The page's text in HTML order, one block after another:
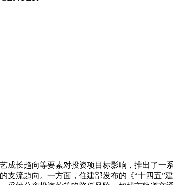
长趋向等要素对投资项目标影响，推出了一
流趋向。一方面，住建部发布的《“十四五”